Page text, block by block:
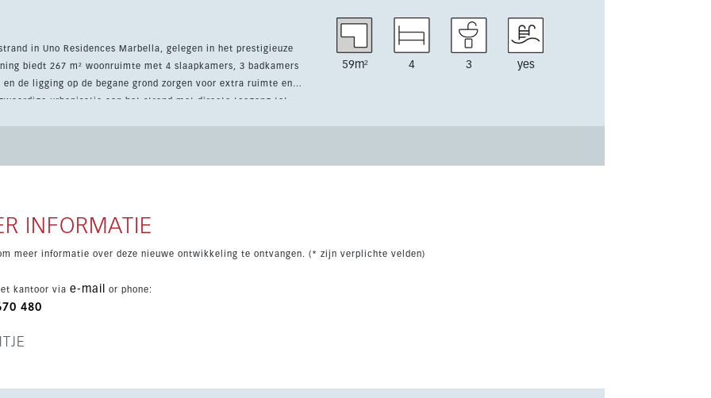
in Uno Residences Marbella, gelegen in het prestigieuze
de ligging op de begane grond zorgen voor extra ruimte en
59m² 4 3 yes
INFORMATIE
meer informatie over deze nieuwe ontwikkeling te ontvangen. (* zijn verplichte velden)
kantoor via e-mail or phone:
480